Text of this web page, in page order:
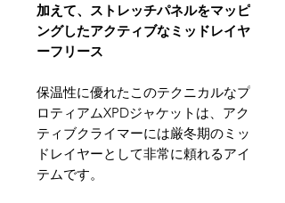
加えて、ストレッチパネルをマッピ
ングしたアクティブなミッドレイヤ
ーフリース
保温性に優れたこのテクニカルなプ
ロティアムXPDジャケットは、アク
ティブクライマーには厳冬期のミッ
ドレイヤーとして非常に頼れるアイ
テムです。